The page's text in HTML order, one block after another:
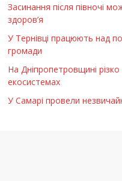
Засинання після півночі
здоров’я
У Тернівці працюють над
громади
На Дніпропетровщині
екосистемах
У Самарі провели